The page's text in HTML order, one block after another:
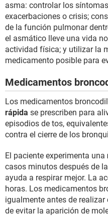
asma: controlar los
exacerbaciones o crisis;
de la función pulmonar
el asmático lleve una vida
actividad física; y utilizar la
medicamento posible para
Medicamentos
Los medicamentos
rápida se prescriben para
episodios de tos,
contra el cierre de los
El paciente experimenta una
casos minutos después de
ayuda a respirar mejor. La
horas. Los medicamentos
igualmente antes de
de evitar la aparición de